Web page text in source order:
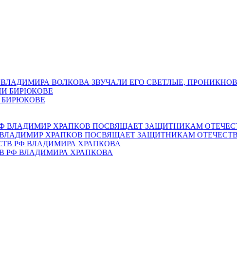
ВОЛКОВА ЗВУЧАЛИ ЕГО СВЕТЛЫЕ,
ХРАПКОВ ПОСВЯЩАЕТ ЗАЩИТНИКАМ
РФ ВЛАДИМИРА ХРАПКОВА